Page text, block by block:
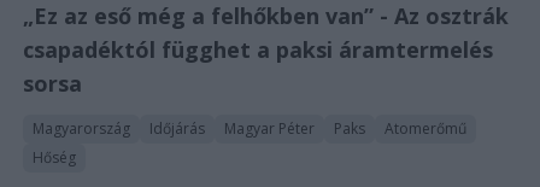
„Ez az eső még a felhőkben van” - Az osztrák
csapadéktól függhet a paksi áramtermelés
sorsa
Magyarország Időjárás Magyar Péter Paks
Atomerőmű
Hőség